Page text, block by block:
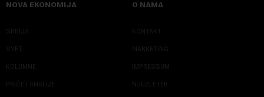
NOVA EKONOMIJA
SRBIJA
SVET
KOLUMNE
PRIČE I ANALIZE
O NAMA
KONTAKT
MARKETING
IMPRESSUM
NJUZLETER